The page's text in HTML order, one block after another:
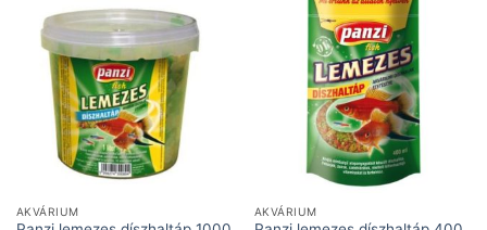
AKVÁRIUM AKVÁRIUM